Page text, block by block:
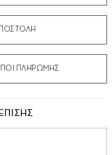
ΠΛΗΡΩΜΗΣ